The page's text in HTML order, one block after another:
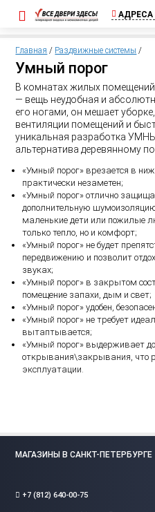
АДРЕСА
1А, пос.
75
д.369, ТЦ
2 этаж
+7
Главная / Раздвижные системы /
Умный порог
В комнатах жилых
— вещь неудобная и
его ногами, он мешает
вентиляции помещений и
уникальная разработка
альтернатива деревянному
«Умный порог» врезается в
практически незаметен;
«Умный порог» отлично
дополнительную
маленькие дети или пожилые
только тепло, но и комфорт;
«Умный порог» не будет
передвижению и позволит
звуках;
«Умный порог» в закрытом
помещение запахи, дым и свет;
«Умный порог» удобен,
«Умный порог» не требует
вытаптывается;
«Умный порог» выдерживает
открывания\закрывания, что
эксплуатации.
МАГАЗИНЫ В САНКТ-ПЕТЕРБУРГЕ
+7 (812) 640-00-75